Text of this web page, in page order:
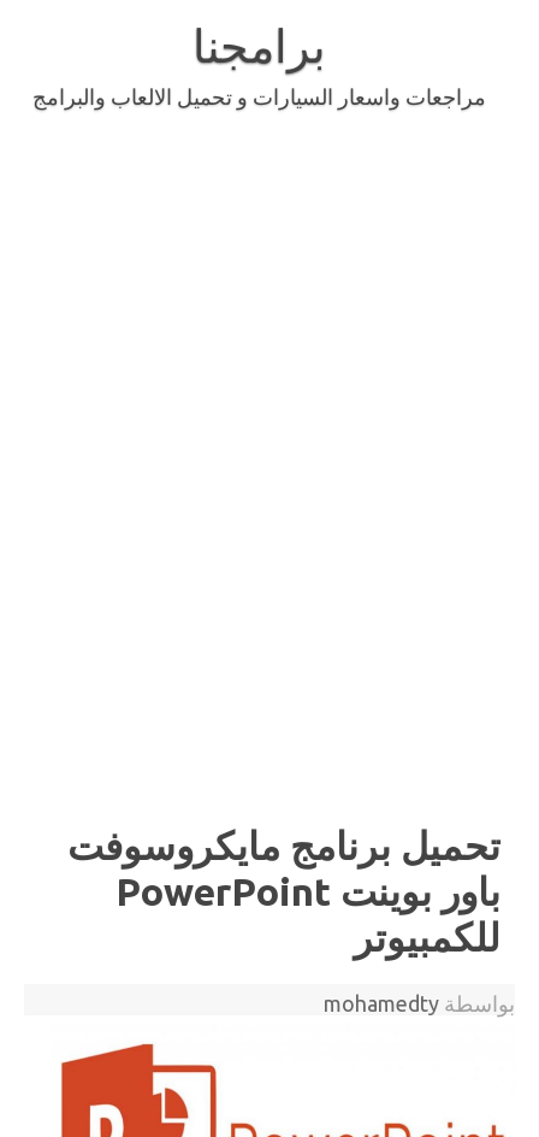
برامجنا
مراجعات واسعار السيارات و تحميل الالعاب والبرامج
تحميل برنامج مايكروسوفت
باور بوينت PowerPoint
للكمبيوتر
بواسطة mohamedty